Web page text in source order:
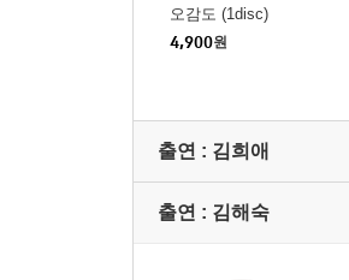
오감도 (1disc)
4,900원
출연 : 김희애
출연 : 김해숙